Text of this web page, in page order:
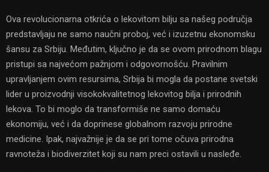
Ova revolucionarna otkrića o lekovitom bilju sa našeg područja
predstavljaju ne samo naučni proboj, već i izuzetnu ekonomsku
šansu za Srbiju. Međutim, ključno je da se ovom prirodnom blagu
pristupi sa najvećom pažnjom i odgovornošću. Pravilnim
upravljanjem ovim resursima, Srbija bi mogla da postane svetski
lider u proizvodnji visokokvalitetnog lekovitog bilja i prirodnih
lekova. To bi moglo da transformiše ne samo domaću
ekonomiju, već i da doprinese globalnom razvoju prirodne
medicine. Ipak, najvažnije je da se pri tome očuva prirodna
ravnoteža i biodiverzitet koji su nam preci ostavili u nasleđe.